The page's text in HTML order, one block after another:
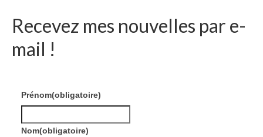
Recevez mes nouvelles par e-
mail !
Prénom(obligatoire)
Nom(obligatoire)